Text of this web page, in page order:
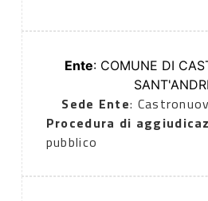
Ente: COMUNE DI
Sede Ente:
Procedura di
pubblico